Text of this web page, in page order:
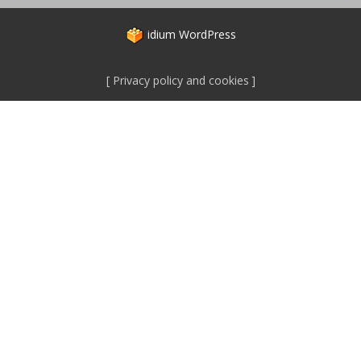
idium WordPress
Privacy policy and cookies